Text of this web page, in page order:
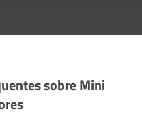
sobre Mini